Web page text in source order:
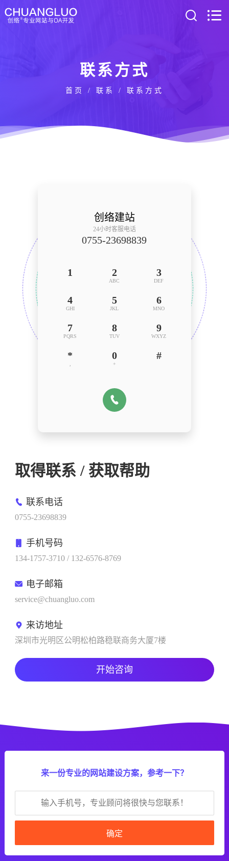
联系方式
首页 / 联系 / 联系方式
创络建站
24小时客服电话
0755-23698839
1 2
ABC
3
DEF
4
GHI
5
JKL
6
MNO
7
PQRS
8
TUV
9
WXYZ
* 0
+
#
取得联系 / 获取帮助
联系电话
0755-23698839
手机号码
134-1757-3710 / 132-6576-8769
电子邮箱
service@chuangluo.com
来访地址
深圳市光明区公明松柏路稳联商务大厦7楼
开始咨询
来一份专业的网站建设方案，参考一下？
确定